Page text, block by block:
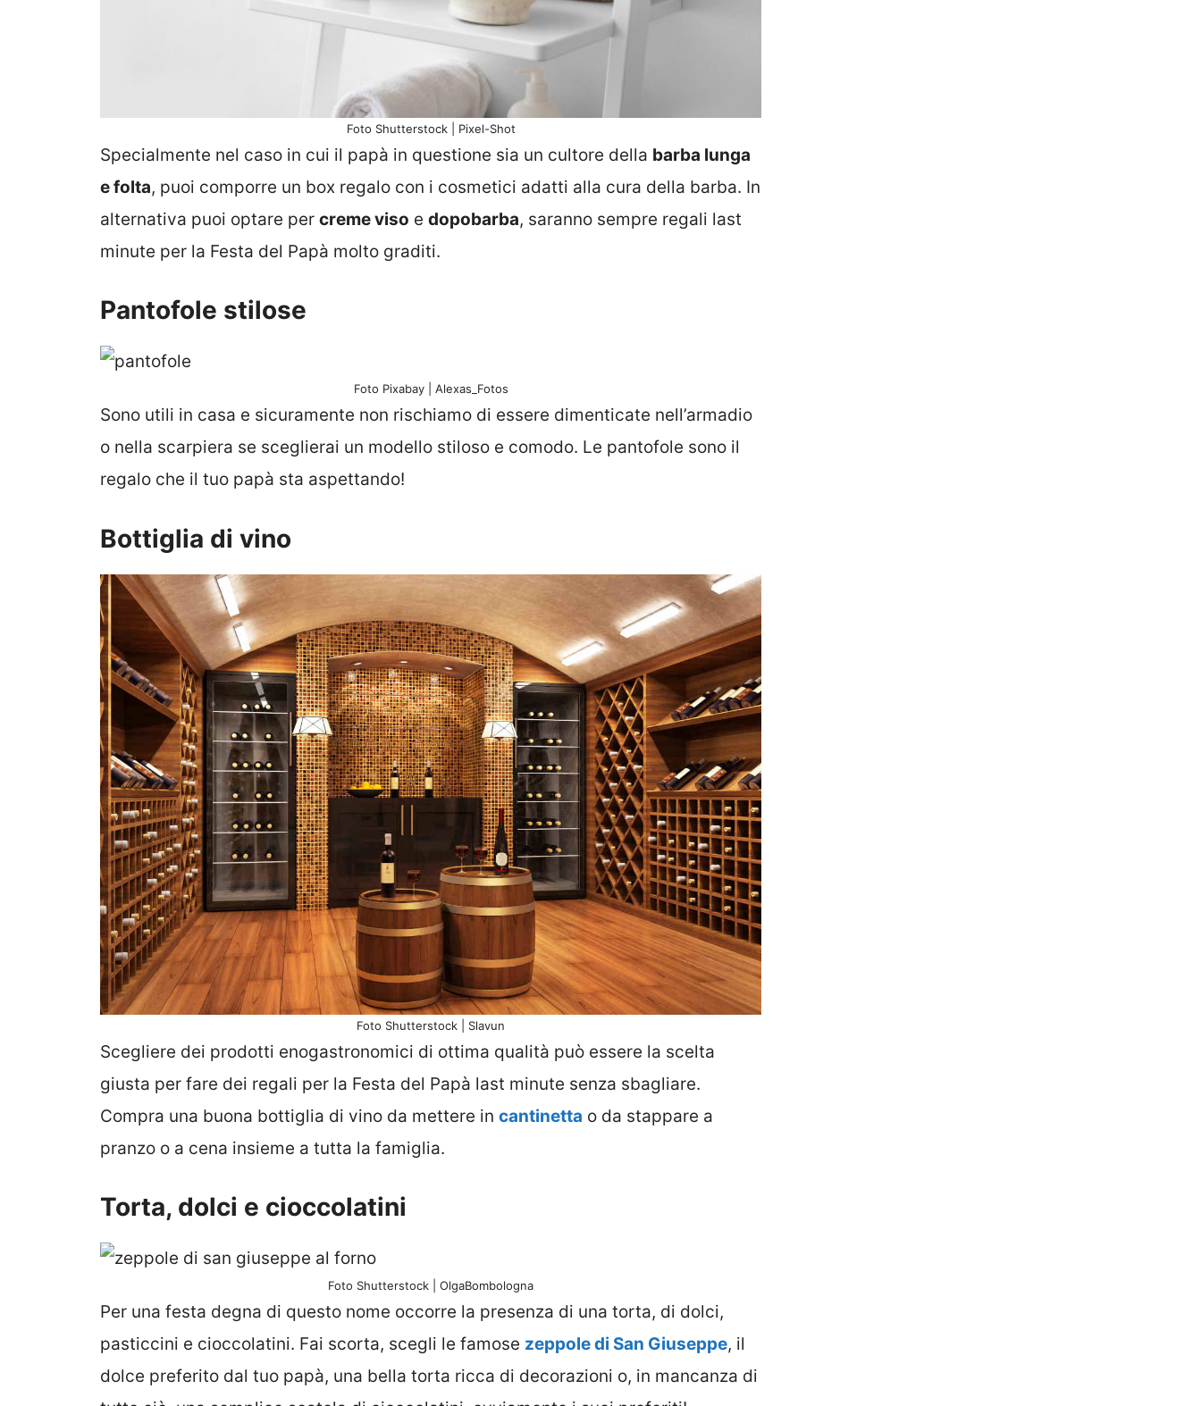
Foto Shutterstock | Pixel-Shot
Specialmente nel caso in cui il papà in questione sia un cultore della barba lunga
e folta, puoi comporre un box regalo con i cosmetici adatti alla cura della barba. In
alternativa puoi optare per creme viso e dopobarba, saranno sempre regali last
minute per la Festa del Papà molto graditi.
Pantofole stilose
Foto Pixabay | Alexas_Fotos
Sono utili in casa e sicuramente non rischiamo di essere dimenticate nell’armadio
o nella scarpiera se sceglierai un modello stiloso e comodo. Le pantofole sono il
regalo che il tuo papà sta aspettando!
Bottiglia di vino
Foto Shutterstock | Slavun
Scegliere dei prodotti enogastronomici di ottima qualità può essere la scelta
giusta per fare dei regali per la Festa del Papà last minute senza sbagliare.
Compra una buona bottiglia di vino da mettere in cantinetta o da stappare a
pranzo o a cena insieme a tutta la famiglia.
Torta, dolci e cioccolatini
Foto Shutterstock | OlgaBombologna
Per una festa degna di questo nome occorre la presenza di una torta, di dolci,
pasticcini e cioccolatini. Fai scorta, scegli le famose zeppole di San Giuseppe, il
dolce preferito dal tuo papà, una bella torta ricca di decorazioni o, in mancanza di